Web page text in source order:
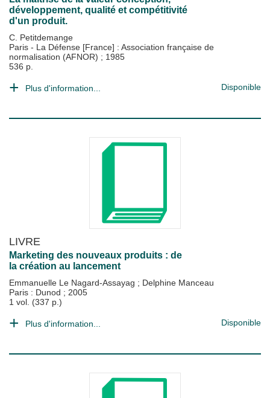
développement, qualité et compétitivité
d'un produit.
C. Petitdemange
Paris - La Défense [France] : Association française de
normalisation (AFNOR) ; 1985
536 p.
Plus d'information... Disponible
LIVRE
Marketing des nouveaux produits : de
la création au lancement
Emmanuelle Le Nagard-Assayag ; Delphine Manceau
Paris : Dunod ; 2005
1 vol. (337 p.)
Plus d'information... Disponible